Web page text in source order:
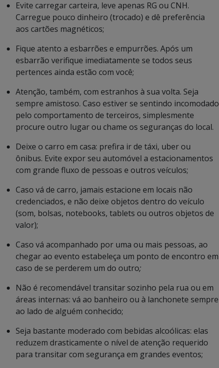
Evite carregar carteira, leve apenas RG ou CNH.
Carregue pouco dinheiro (trocado) e dê preferência
aos cartões magnéticos;
Fique atento a esbarrões e empurrões. Após um
esbarrão verifique imediatamente se todos seus
pertences ainda estão com você;
Atenção, também, com estranhos à sua volta. Seja
sempre amistoso. Caso estiver se sentindo incomodado
pelo comportamento de terceiros, simplesmente
procure outro lugar ou chame os seguranças do local.
Deixe o carro em casa: prefira ir de táxi, uber ou
ônibus. Evite expor seu automóvel a estacionamentos
com grande fluxo de pessoas e outros veículos;
Caso vá de carro, jamais estacione em locais não
credenciados, e não deixe objetos dentro do veículo
(som, bolsas, notebooks, tablets ou outros objetos de
valor);
Caso vá acompanhado por uma ou mais pessoas, ao
chegar ao evento estabeleça um ponto de encontro em
caso de se perderem um do outro;
Não é recomendável transitar sozinho pela rua ou em
áreas internas: vá ao banheiro ou à lanchonete sempre
ao lado de alguém conhecido;
Seja bastante moderado com bebidas alcoólicas: elas
reduzem drasticamente o nível de atenção requerido
para transitar com segurança em grandes eventos;